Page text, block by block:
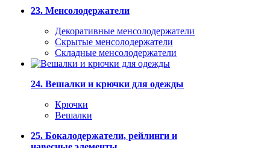
23. Менсолодержатели
Декоративные менсолодержатели
Скрытые менсолодержатели
Складные менсолодержатели
24. Вешалки и крючки для одежды
Крючки
Вешалки
25. Бокалодержатели, рейлинги и